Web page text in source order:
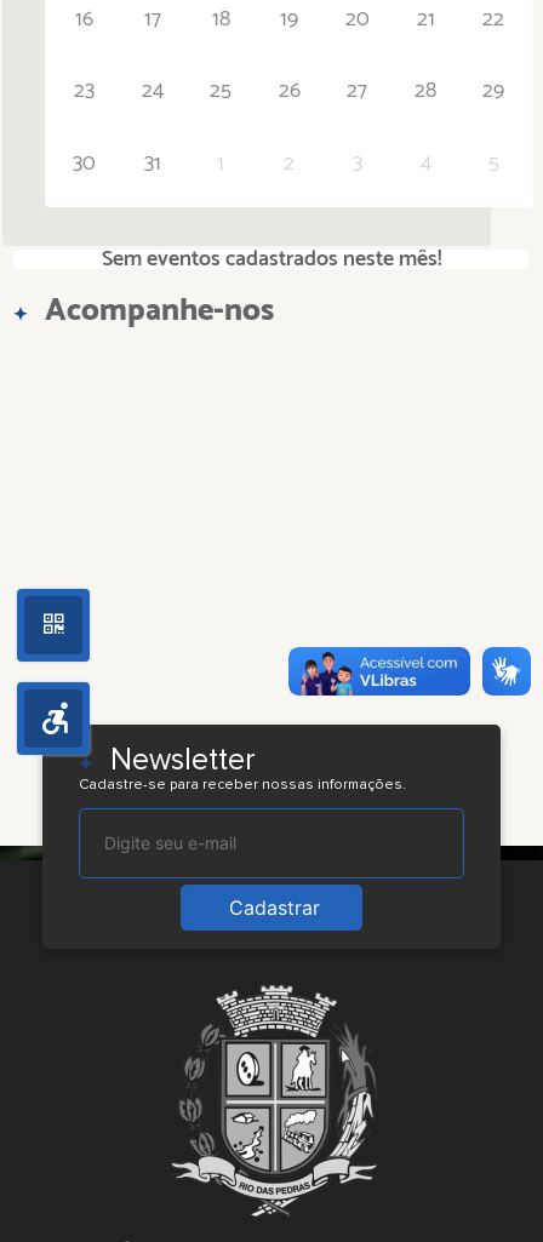
16
17 18 19 20 21
22
23
24 25 26 27 28
29
30
31 1 2 3 4 5
Sem eventos cadastrados neste mês!
Acompanhe-nos
Newsletter
Cadastre-se para receber nossas informações.
Cadastrar